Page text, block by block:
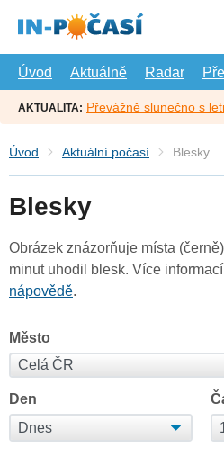
hlavní
Úvod
Aktuálně Radar
AKTUALITA: Převážně slunečno s
Úvod Aktuální počasí Blesky
Blesky
Obrázek znázorňuje místa
minut uhodil blesk. Více
nápovědě.
Město
Den